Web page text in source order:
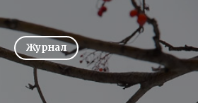
Журнал